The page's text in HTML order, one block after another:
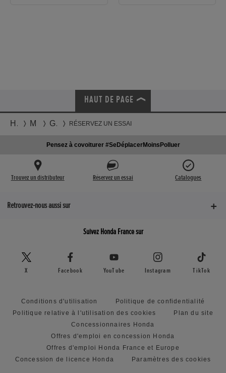
HAUT DE PAGE
Honda Motos Gamme RÉSERVEZ UN ESSAI
Pensez à covoiturer #SeDéplacerMoinsPolluer
Trouvez un distributeur Réservez un essai Catalogues
Retrouvez-nous aussi sur
Suivez Honda France sur
X Facebook YouTube Instagram TikTok
Conditions d'utilisation
Politique de confidentialité
Politique relative à l'utilisation des cookies
Plan du site
Concessionnaires Honda
Offres d'emploi en concession Honda
Offres d'emploi Honda France et Europe
Concession de licence Honda
Paramètres des cookies